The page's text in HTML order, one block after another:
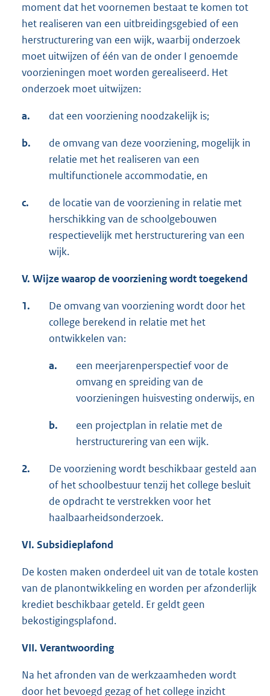
moment dat het voornemen bestaat te komen tot
het realiseren van een uitbreidingsgebied of een
herstructurering van een wijk, waarbij onderzoek
moet uitwijzen of één van de onder I genoemde
voorzieningen moet worden gerealiseerd. Het
onderzoek moet uitwijzen:
a. dat een voorziening noodzakelijk is;
b.
de omvang van deze voorziening, mogelijk in
relatie met het realiseren van een
multifunctionele accommodatie, en
c.
de locatie van de voorziening in relatie met
herschikking van de schoolgebouwen
respectievelijk met herstructurering van een
wijk.
V. Wijze waarop de voorziening wordt toegekend
1.
De omvang van voorziening wordt door het
college berekend in relatie met het
ontwikkelen van:
a.
een meerjarenperspectief voor de
omvang en spreiding van de
voorzieningen huisvesting onderwijs, en
b.
een projectplan in relatie met de
herstructurering van een wijk.
2.
De voorziening wordt beschikbaar gesteld aan
of het schoolbestuur tenzij het college besluit
de opdracht te verstrekken voor het
haalbaarheidsonderzoek.
VI. Subsidieplafond
De kosten maken onderdeel uit van de totale kosten
van de planontwikkeling en worden per afzonderlijk
krediet beschikbaar geteld. Er geldt geen
bekostigingsplafond.
VII. Verantwoording
Na het afronden van de werkzaamheden wordt
door het bevoegd gezag of het college inzicht